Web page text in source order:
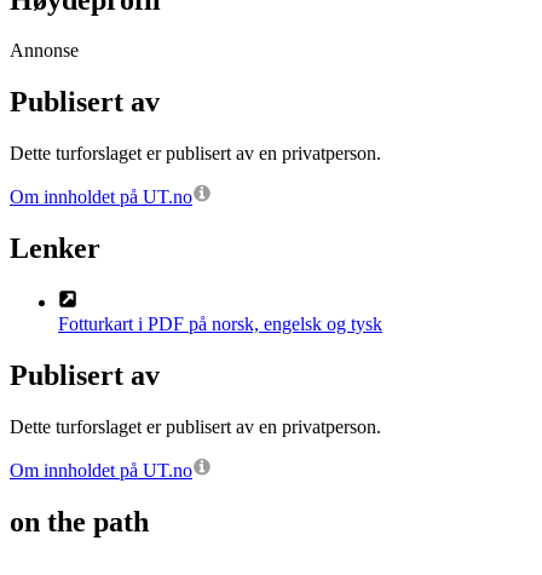
Annonse
Publisert av
Dette turforslaget er publisert av en privatperson.
Om innholdet på UT.no
Lenker
Fotturkart i PDF på norsk, engelsk og tysk
Publisert av
Dette turforslaget er publisert av en privatperson.
Om innholdet på UT.no
on the path